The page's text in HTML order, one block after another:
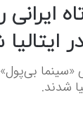
ایرانی
«سینما
شدند.